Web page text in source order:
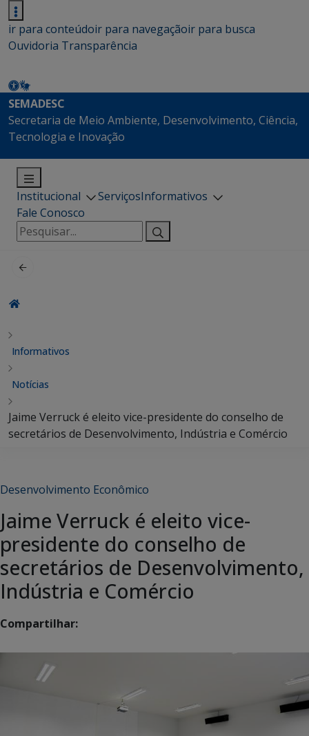
ir para conteúdoir para navegaçãoir para busca
Ouvidoria Transparência
SEMADESC
Secretaria de Meio Ambiente, Desenvolvimento, Ciência,
Tecnologia e Inovação
Institucional ServiçosInformativos
Fale Conosco
Pesquisar
por:
Informativos
Notícias
Jaime Verruck é eleito vice-presidente do conselho de
secretários de Desenvolvimento, Indústria e Comércio
Desenvolvimento Econômico
Jaime Verruck é eleito vice-
presidente do conselho de
secretários de Desenvolvimento,
Indústria e Comércio
Compartilhar: